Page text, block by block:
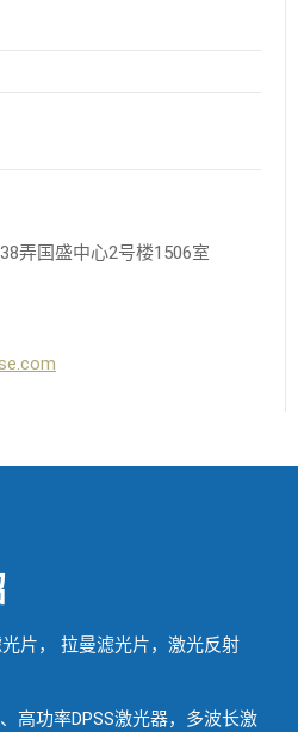
弄国盛中心2号楼1506室
片， 拉曼滤光片，激光反射
高功率DPSS激光器，多波长激